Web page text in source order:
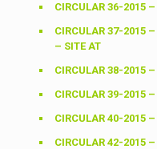
CIRCULAR 36-2015 –
CIRCULAR 37-2015
– SITE AT
CIRCULAR 38-2015
CIRCULAR 39-2015
CIRCULAR 40-2015
CIRCULAR 42-2015 –